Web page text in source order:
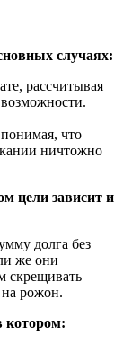
случаях:
рассчитывая
что
ничтожно
цели зависит и
долга без
же они
скрещивать
на рожон.
котором: